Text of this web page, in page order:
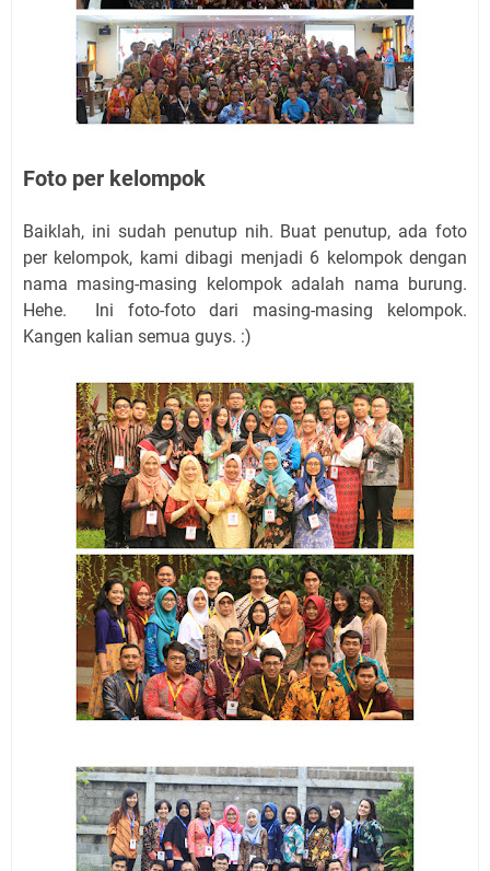
Foto per kelompok
Baiklah, ini sudah penutup nih. Buat penutup, ada foto
per kelompok, kami dibagi menjadi 6 kelompok dengan
nama masing-masing kelompok adalah nama burung.
Hehe. Ini foto-foto dari masing-masing kelompok.
Kangen kalian semua guys. :)